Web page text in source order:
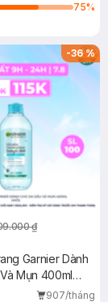
75%
-36%
₫
Garnier Dành
Mụn 400ml
907/tháng